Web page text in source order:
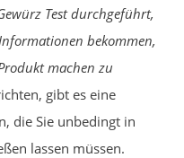
Test durchgeführt,
bekommen,
machen zu
gibt es eine
die Sie unbedingt in
lassen müssen.